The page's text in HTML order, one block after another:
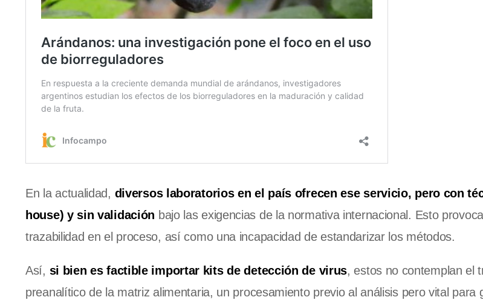
En la actualidad, diversos laboratorios en el país ofrecen ese servicio, pero con
house) y sin validación bajo las exigencias de la normativa internacional. Esto
trazabilidad en el proceso, así como una incapacidad de estandarizar los métodos.
Así, si bien es factible importar kits de detección de virus, estos no contemplan el
preanalítico de la matriz alimentaria, un procesamiento previo al análisis pero vital para